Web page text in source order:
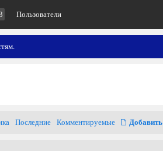
Пользователи
Последние Комментируемые Добавить